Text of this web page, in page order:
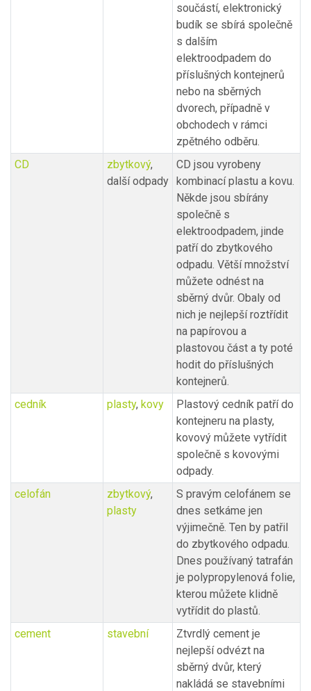
součástí, elektronický
budík se sbírá společně
s dalším
elektroodpadem do
příslušných kontejnerů
nebo na sběrných
dvorech, případně v
obchodech v rámci
zpětného odběru.
CD
zbytkový,
další odpady
CD jsou vyrobeny
kombinací plastu a kovu.
Někde jsou sbírány
společně s
elektroodpadem, jinde
patří do zbytkového
odpadu. Větší množství
můžete odnést na
sběrný dvůr. Obaly od
nich je nejlepší roztřídit
na papírovou a
plastovou část a ty poté
hodit do příslušných
kontejnerů.
cedník
plasty, kovy
Plastový cedník patří do
kontejneru na plasty,
kovový můžete vytřídit
společně s kovovými
odpady.
celofán
zbytkový,
plasty
S pravým celofánem se
dnes setkáme jen
výjimečně. Ten by patřil
do zbytkového odpadu.
Dnes používaný tatrafán
je polypropylenová folie,
kterou můžete klidně
vytřídit do plastů.
cement
stavební
Ztvrdlý cement je
nejlepší odvézt na
sběrný dvůr, který
nakládá se stavebními